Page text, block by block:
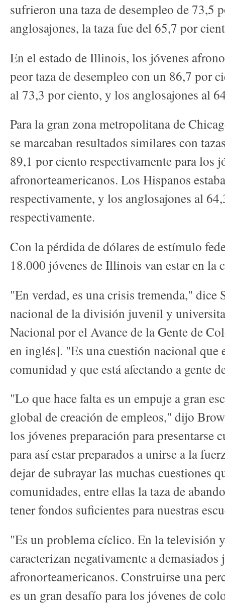
sufrieron una taza de desempleo de 73,5
anglosajones, la taza fue del 65,7 por
En el estado de Illinois, los jóvenes
peor taza de desempleo con un 86,7 por
al 73,3 por ciento, y los anglosajones al
Para la gran zona metropolitana de
se marcaban resultados similares con
89,1 por ciento respectivamente para los
afronorteamericanos. Los Hispanos
respectivamente, y los anglosajones al
respectivamente.
Con la pérdida de dólares de estímulo
18.000 jóvenes de Illinois van estar en la
"En verdad, es una crisis tremenda," dice
nacional de la división juvenil y
Nacional por el Avance de la Gente de
en inglés]. "Es una cuestión nacional que
comunidad y que está afectando a gente
"Lo que hace falta es un empuje a gran
global de creación de empleos," dijo
los jóvenes preparación para presentarse
para así estar preparados a unirse a la
dejar de subrayar las muchas cuestiones
comunidades, entre ellas la taza de
tener fondos suficientes para nuestras
"Es un problema cíclico. En la televisión
caracterizan negativamente a demasiados
afronorteamericanos. Construirse una
es un gran desafío para los jóvenes de